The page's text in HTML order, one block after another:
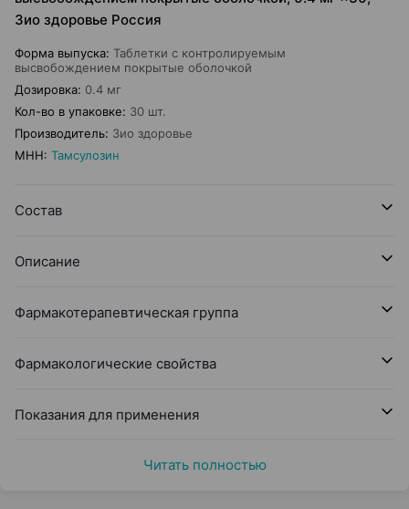
Зио здоровье Россия
Форма выпуска: Таблетки с контролируемым
высвобождением покрытые оболочкой
Дозировка: 0.4 мг
Кол-во в упаковке: 30 шт.
Производитель: Зио здоровье
МНН: Тамсулозин
Состав
Описание
Фармакотерапевтическая группа
Фармакологические свойства
Показания для применения
Читать полностью